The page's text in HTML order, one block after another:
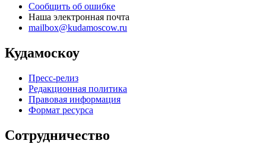
Сообщить об ошибке
Наша электронная почта
mailbox@kudamoscow.ru
Кудамоскоу
Пресс-релиз
Редакционная политика
Правовая информация
Формат ресурса
Сотрудничество